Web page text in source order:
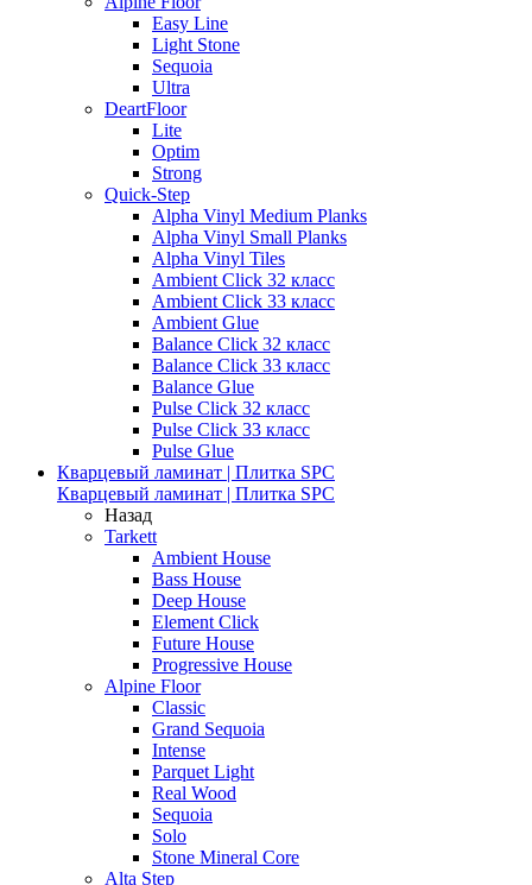
Easy Line
Light Stone
Sequoia
Ultra
DeartFloor
Lite
Optim
Strong
Quick-Step
Alpha Vinyl Medium Planks
Alpha Vinyl Small Planks
Alpha Vinyl Tiles
Ambient Click 32 класс
Ambient Click 33 класс
Ambient Glue
Balance Click 32 класс
Balance Click 33 класс
Balance Glue
Pulse Click 32 класс
Pulse Click 33 класс
Pulse Glue
Кварцевый ламинат | Плитка SPC
Кварцевый ламинат | Плитка SPC
Назад
Tarkett
Ambient House
Bass House
Deep House
Element Click
Future House
Progressive House
Alpine Floor
Classic
Grand Sequoia
Intense
Parquet Light
Real Wood
Sequoia
Solo
Stone Mineral Core
Alta Step